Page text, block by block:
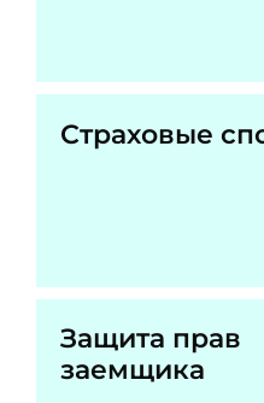
Страховые
Защита прав
заемщика